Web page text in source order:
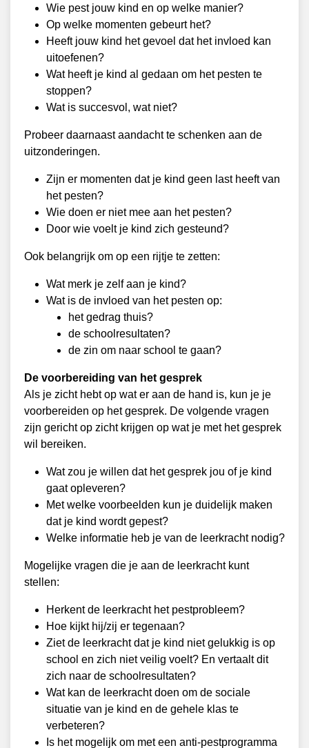
Wie pest jouw kind en op welke manier?
Op welke momenten gebeurt het?
Heeft jouw kind het gevoel dat het invloed kan
uitoefenen?
Wat heeft je kind al gedaan om het pesten te
stoppen?
Wat is succesvol, wat niet?
Probeer daarnaast aandacht te schenken aan de
uitzonderingen.
Zijn er momenten dat je kind geen last heeft van
het pesten?
Wie doen er niet mee aan het pesten?
Door wie voelt je kind zich gesteund?
Ook belangrijk om op een rijtje te zetten:
Wat merk je zelf aan je kind?
Wat is de invloed van het pesten op:
het gedrag thuis?
de schoolresultaten?
de zin om naar school te gaan?
De voorbereiding van het gesprek
Als je zicht hebt op wat er aan de hand is, kun je je
voorbereiden op het gesprek. De volgende vragen
zijn gericht op zicht krijgen op wat je met het gesprek
wil bereiken.
Wat zou je willen dat het gesprek jou of je kind
gaat opleveren?
Met welke voorbeelden kun je duidelijk maken
dat je kind wordt gepest?
Welke informatie heb je van de leerkracht nodig?
Mogelijke vragen die je aan de leerkracht kunt
stellen:
Herkent de leerkracht het pestprobleem?
Hoe kijkt hij/zij er tegenaan?
Ziet de leerkracht dat je kind niet gelukkig is op
school en zich niet veilig voelt? En vertaalt dit
zich naar de schoolresultaten?
Wat kan de leerkracht doen om de sociale
situatie van je kind en de gehele klas te
verbeteren?
Is het mogelijk om met een anti-pestprogramma